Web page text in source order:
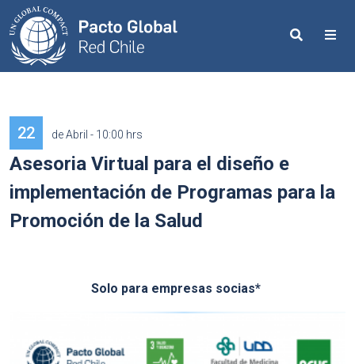
Search
22 de Abril - 10:00 hrs
Asesoria Virtual para el diseño e
implementación de Programas para la
Promoción de la Salud
Solo para empresas socias*